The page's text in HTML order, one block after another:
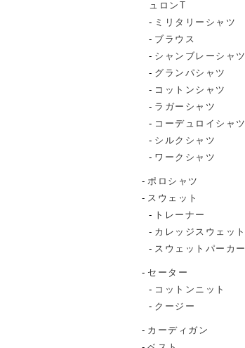
ュロンT
ミリタリーシャツ
ブラウス
シャンブレーシャツ
グランパシャツ
コットンシャツ
ラガーシャツ
コーデュロイシャツ
シルクシャツ
ワークシャツ
ポロシャツ
スウェット
トレーナー
カレッジスウェット
スウェットパーカー
セーター
コットンニット
クージー
カーディガン